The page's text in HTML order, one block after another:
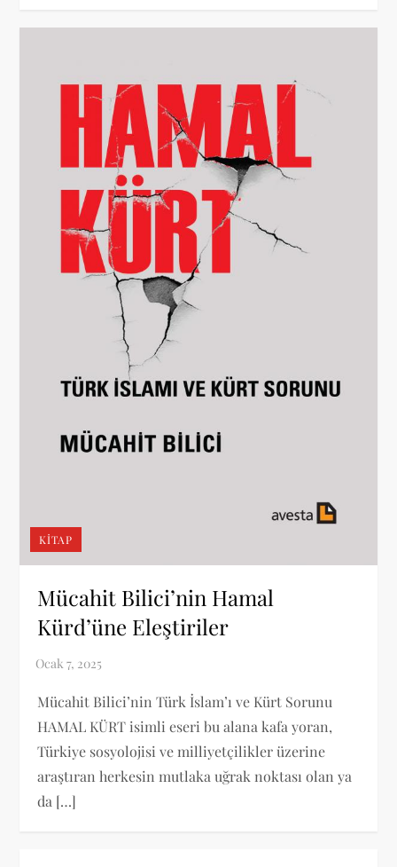
KITAP
Mücahit Bilici’nin Hamal
Kürd’üne Eleştiriler
Mücahit Bilici’nin Türk İslam’ı ve Kürt Sorunu
HAMAL KÜRT isimli eseri bu alana kafa yoran,
Türkiye sosyolojisi ve milliyetçilikler üzerine
araştıran herkesin mutlaka uğrak noktası olan ya
da […]